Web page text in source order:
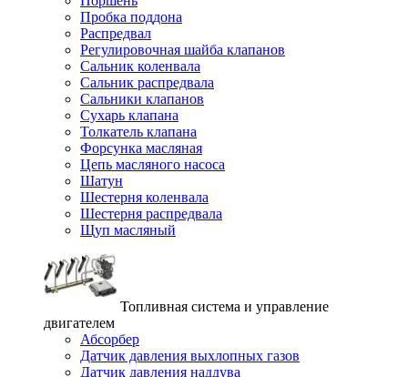
Пробка поддона
Распредвал
Регулировочная шайба клапанов
Сальник коленвала
Сальник распредвала
Сальники клапанов
Сухарь клапана
Толкатель клапана
Форсунка масляная
Цепь масляного насоса
Шатун
Шестерня коленвала
Шестерня распредвала
Щуп масляный
Топливная система и управление
двигателем
Абсорбер
Датчик давления выхлопных газов
Датчик давления наддува